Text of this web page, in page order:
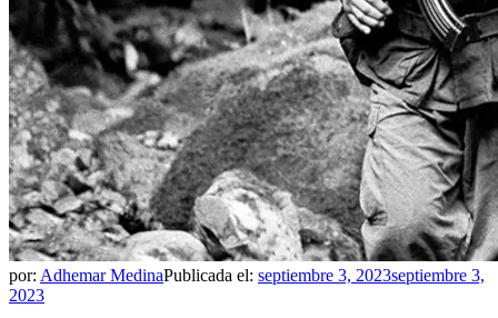
por: Adhemar MedinaPublicada el: septiembre 3, 2023septiembre 3,
2023